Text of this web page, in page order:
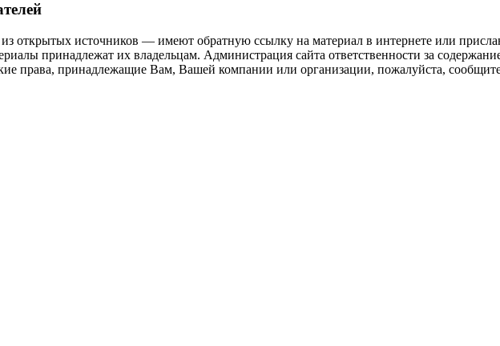
открытых источников — имеют обратную ссылку на материал в интернете или
принадлежат их владельцам. Администрация сайта ответственности за
права, принадлежащие Вам, Вашей компании или организации, пожалуйста,